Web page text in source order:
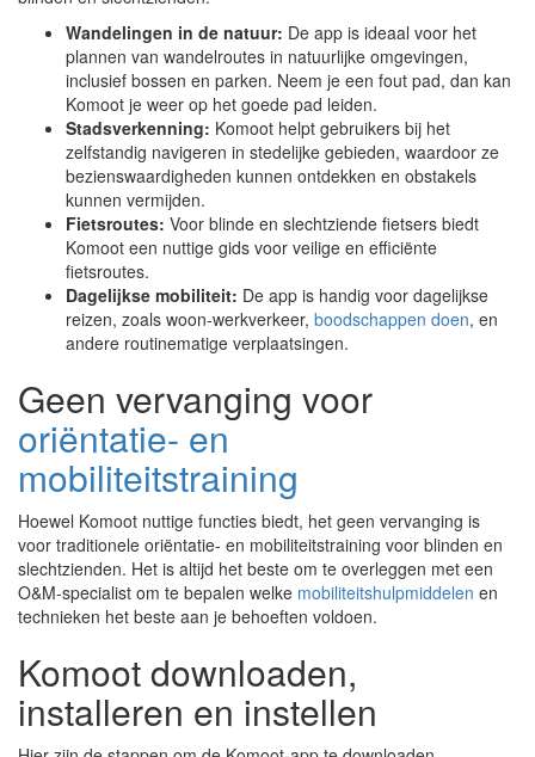
Wandelingen in de natuur: De app is ideaal voor het
plannen van wandelroutes in natuurlijke omgevingen,
inclusief bossen en parken. Neem je een fout pad, dan kan
Komoot je weer op het goede pad leiden.
Stadsverkenning: Komoot helpt gebruikers bij het
zelfstandig navigeren in stedelijke gebieden, waardoor ze
bezienswaardigheden kunnen ontdekken en obstakels
kunnen vermijden.
Fietsroutes: Voor blinde en slechtziende fietsers biedt
Komoot een nuttige gids voor veilige en efficiënte
fietsroutes.
Dagelijkse mobiliteit: De app is handig voor dagelijkse
reizen, zoals woon-werkverkeer, boodschappen doen, en
andere routinematige verplaatsingen.
Geen vervanging voor
oriëntatie- en
mobiliteitstraining
Hoewel Komoot nuttige functies biedt, het geen vervanging is
voor traditionele oriëntatie- en mobiliteitstraining voor blinden en
slechtzienden. Het is altijd het beste om te overleggen met een
O&M-specialist om te bepalen welke mobiliteitshulpmiddelen en
technieken het beste aan je behoeften voldoen.
Komoot downloaden,
installeren en instellen